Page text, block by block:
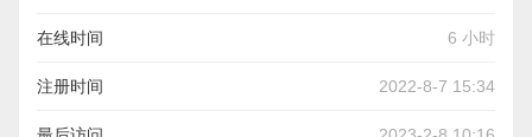
在线时间 6 小时
注册时间 2022-8-7 15:34